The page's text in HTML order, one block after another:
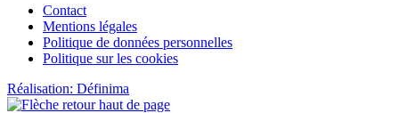
Contact
Mentions légales
Politique de données personnelles
Politique sur les cookies
Réalisation: Définima